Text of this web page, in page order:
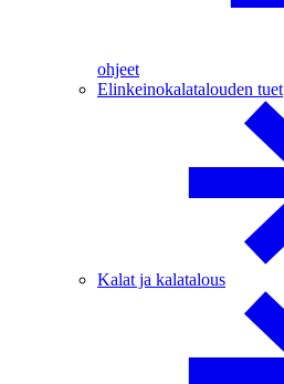
ohjeet
Elinkeinokalatalouden tuet
Kalat ja kalatalous